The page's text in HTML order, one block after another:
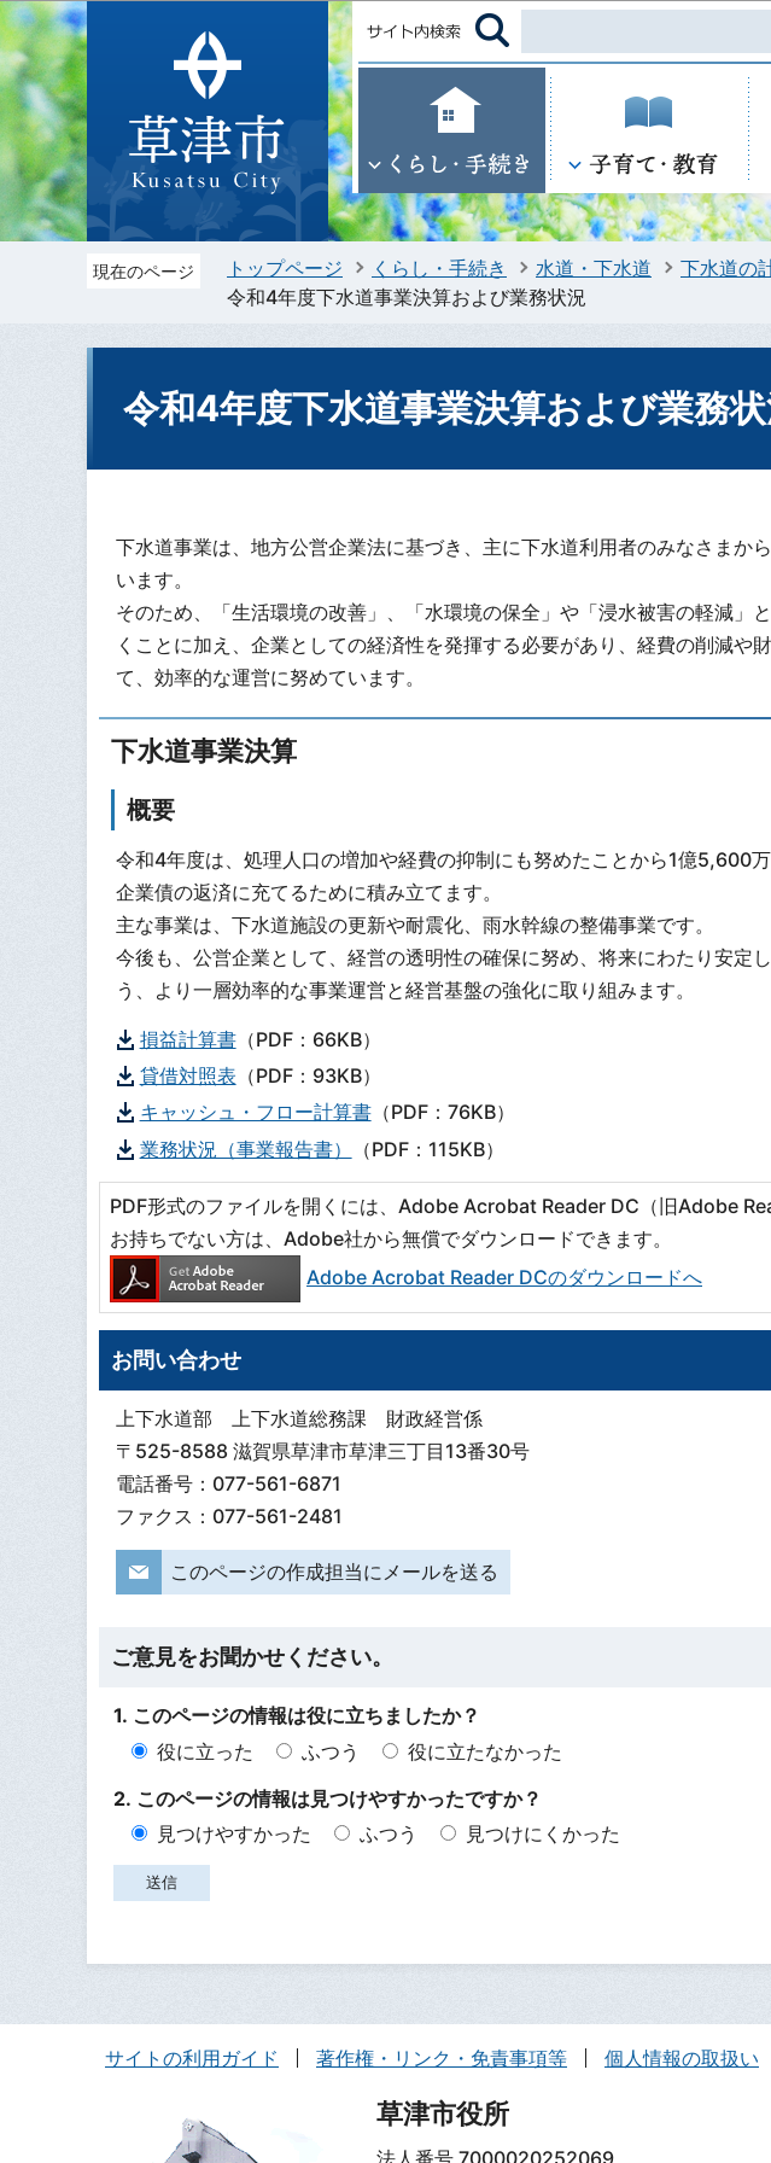
このペ
現在のページ トップページ くらし・手続き 水道・下水道 下水道の
令和4年度下水道事業決算および業務状況
令和4年度下水道事業決算および業務
下水道事業は、地方公営企業法に基づき、主に下水道利用者のみなさまか
います。
そのため、「生活環境の改善」、「水環境の保全」や「浸水被害の軽減」
くことに加え、企業としての経済性を発揮する必要があり、経費の削減や
て、効率的な運営に努めています。
下水道事業決算
概要
令和4年度は、処理人口の増加や経費の抑制にも努めたことから1億5,600
企業債の返済に充てるために積み立てます。
主な事業は、下水道施設の更新や耐震化、雨水幹線の整備事業です。
今後も、公営企業として、経営の透明性の確保に努め、将来にわたり安定
う、より一層効率的な事業運営と経営基盤の強化に取り組みます。
損益計算書（PDF：66KB）
貸借対照表 （PDF：93KB）
キャッシュ・フロー計算書（PDF：76KB）
業務状況（事業報告書）
（PDF：115KB）
PDF形式のファイルを開くには、Adobe Acrobat Reader DC（旧Adobe
お持ちでない方は、Adobe社から無償でダウンロードできます。
Adobe Acrobat Reader DCのダウンロードへ
お問い合わせ
上下水道部 上下水道総務課 財政経営係
〒525-8588 滋賀県草津市草津三丁目13番30号
電話番号：077-561-6871
ファクス：077-561-2481
このページの作成担当にメールを送る
ご意見をお聞かせください。
1. このページの情報は役に立ちましたか？
役に立った
ふつう
役に立たなかった
2. このページの情報は見つけやすかったですか？
見つけやすかった
ふつう 見つけにくかった
サイトの利用ガイド 著作権・リンク・免責事項等 個人情報の取扱い
草津市役所
法人番号 7000020252069